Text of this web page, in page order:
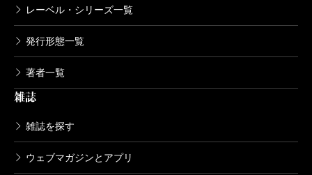
レーベル・シリーズ一覧
発行形態一覧
著者一覧
雑誌
雑誌を探す
ウェブマガジンとアプリ